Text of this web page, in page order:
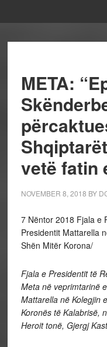
META:
vetë fatin
NOVEMBER 8, 2018 BY
7 Nëntor 2018 Fjala e
Presidentit Mattarella
Shën Mitër Korona/
Fjala e Presidentit të
Meta në veprimtarinë
Mattarella në Kolegjin
Koronës të Kalabrisë,
Heroit tonë, Gjergj